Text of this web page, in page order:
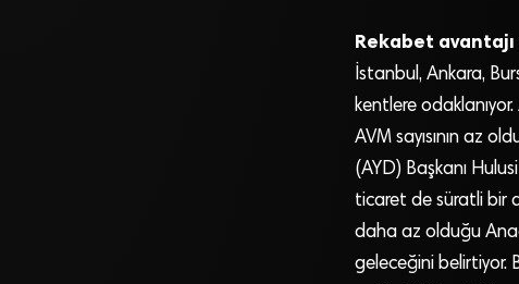
Rekabet avantajı
İstanbul, Ankara,
kentlere
AVM sayısının az
(AYD) Başkanı
ticaret de süratli bir
daha az olduğu
geleceğini belirtiyor.